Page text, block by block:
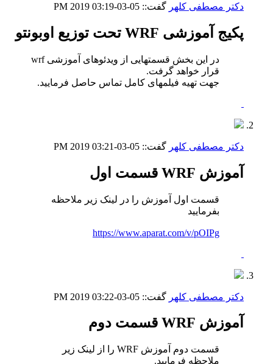
دکتر مصطفی کلهر گفت:: 05-03-2019
03:19 PM
پکیج آموزشی WRF تحت توزیع اوبونتو
در این بخش قسمتهایی از ویدئوهای آموزشی wrf
قرار خواهد گرفت.
جهت تهیه فیلمهای کامل تماس حاصل فرمایید.
دکتر مصطفی کلهر گفت:: 05-03-2019
03:21 PM
آموزش WRF قسمت اول
قسمت اول آموزش را در لینک زیر ملاحظه
بفرمایید
https://www.aparat.com/v/pOIPg
دکتر مصطفی کلهر گفت:: 05-03-2019
03:22 PM
آموزش WRF قسمت دوم
قسمت دوم آموزش WRF را از لینک زیر
ملاحظه فرمایید.